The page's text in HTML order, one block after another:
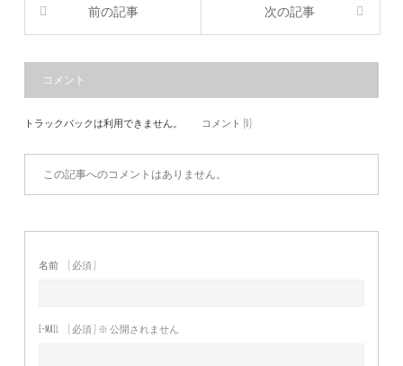
前の記事 次の記事
コメント
トラックバックは利用できません。 コメント (0)
この記事へのコメントはありません。
名前 ( 必須 )
E-MAIL ( 必須 ) ※ 公開されません